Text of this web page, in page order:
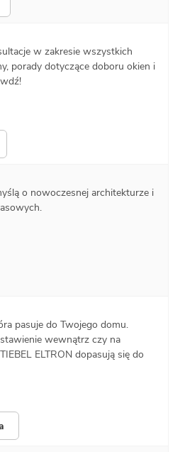
w zakresie wszystkich
porady dotyczące doboru okien i
o nowoczesnej architekturze i
pasuje do Twojego domu.
wewnątrz czy na
ELTRON dopasują się do